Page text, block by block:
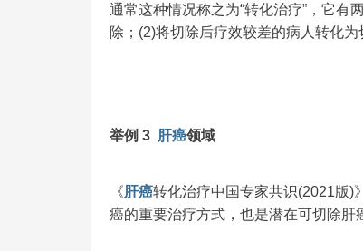
通常这种情况称之为“转化治疗”，它有
除；(2)将切除后疗效较差的病人转化为
举例 3 肝癌领域
《肝癌转化治疗中国专家共识(2021版)》
癌的重要治疗方式，也是潜在可切除肝